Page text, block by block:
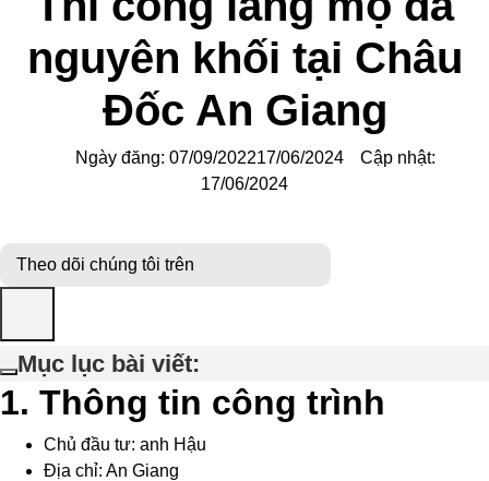
nguyên khối tại Châu
Đốc An Giang
Ngày đăng: 07/09/202217/06/2024
Cập nhật:
17/06/2024
Theo dõi chúng tôi trên
Mục lục bài viết:
1. Thông tin công trình
Chủ đầu tư: anh Hậu
Địa chỉ: An Giang